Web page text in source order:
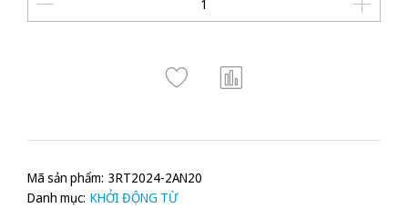
Mã sản phẩm: 3RT2024-2AN20
Danh mục: KHỞI ĐỘNG TỪ